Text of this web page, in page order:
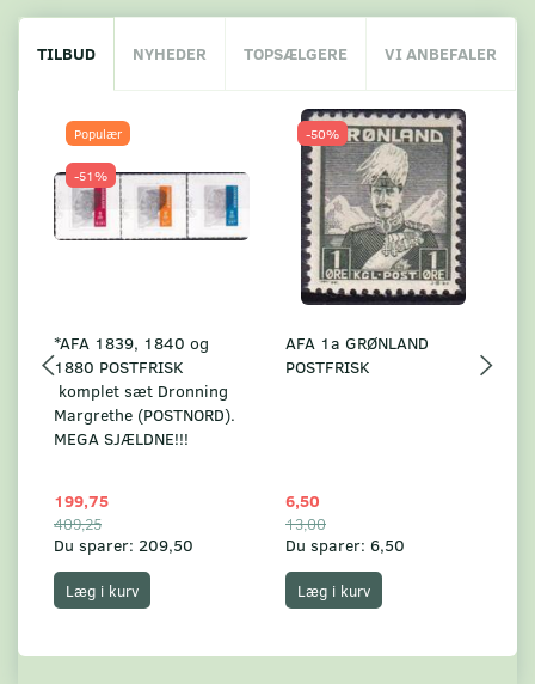
TILBUD NYHEDER TOPSÆLGERE VI ANBEFALER
Populær
-51%
*AFA 1839, 1840 og
1880 POSTFRISK
komplet sæt Dronning
Margrethe (POSTNORD).
MEGA SJÆLDNE!!!
199,75
409,25
Du sparer: 209,50
Læg i kurv
-50%
AFA 1a GRØNLAND
POSTFRISK
6,50
13,00
Du sparer: 6,50
Læg i kurv